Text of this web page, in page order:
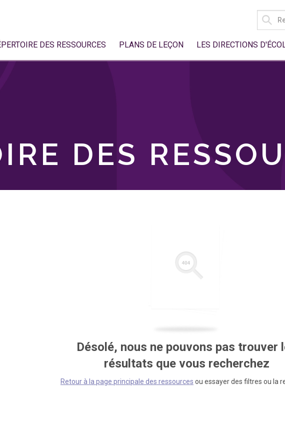
SEARCH
FOR:
DES RESSOURCES PLANS DE LEÇON LES DIRECTIONS
DES
Désolé, nous ne pouvons pas trouver
résultats que vous recherchez
Retour à la page principale des ressources ou essayer des filtres ou la